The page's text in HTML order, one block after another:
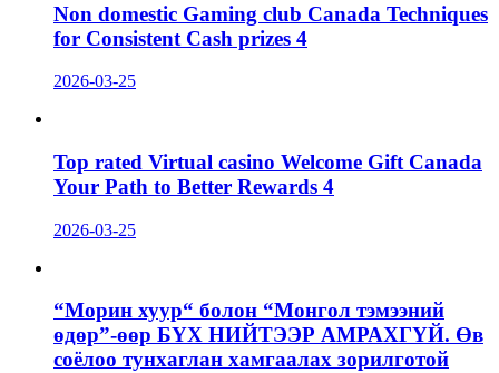
Non domestic Gaming club Canada Techniques
for Consistent Cash prizes 4
2026-03-25
Top rated Virtual casino Welcome Gift Canada
Your Path to Better Rewards 4
2026-03-25
“Морин хуур“ болон “Монгол тэмээний
өдөр”-өөр БҮХ НИЙТЭЭР АМРАХГҮЙ. Өв
соёлоо тунхаглан хамгаалах зорилготой